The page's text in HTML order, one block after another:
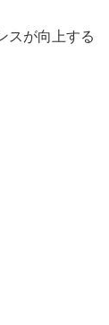
スが向上する